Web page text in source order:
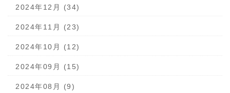
2024年12月 (34)
2024年11月 (23)
2024年10月 (12)
2024年09月 (15)
2024年08月 (9)